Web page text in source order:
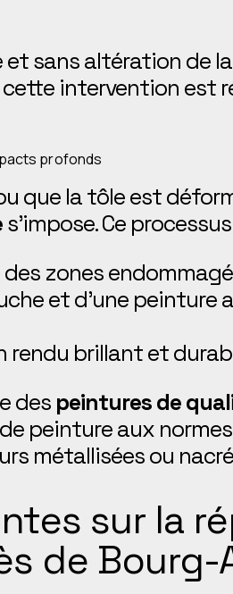
et sans altération de
cette intervention est
profonds
que la tôle est
s’impose. Ce
zones
et d’une
rendu brillant et
des peintures de
peinture aux
métallisées ou
sur la
de Bourg-